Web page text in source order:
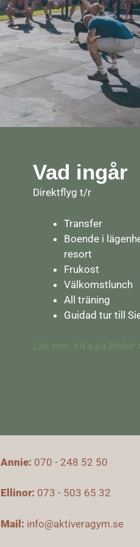
Vad ingår
Direktflyg t/r
Transfer
Boende i
resort
Frukost
Välkomstlunch
All träning
Guidad tur till
Läs mer, kika på bilder
Annie: 070 - 248 52 50
Ellinor: 073 - 503 65 32
Mail: info@aktiveragym.se